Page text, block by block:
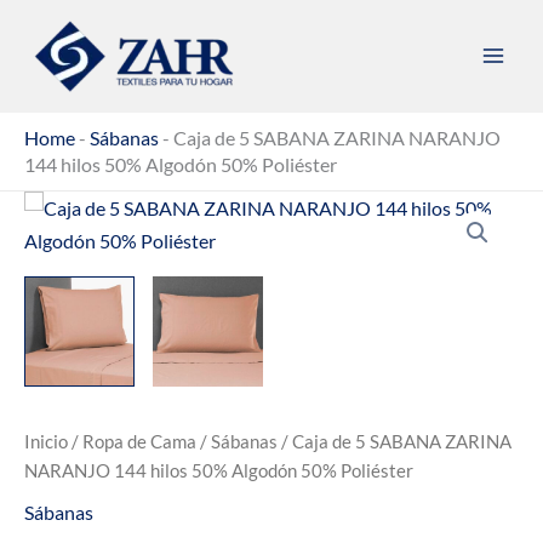
contenido
Home- Sábanas- Caja de 5 SABANA ZARINA NARANJO
144 hilos 50% Algodón 50% Poliéster
Inicio / Ropa de Cama /Sábanas / Caja de 5 SABANA ZARINA
NARANJO 144 hilos 50% Algodón 50% Poliéster
Sábanas